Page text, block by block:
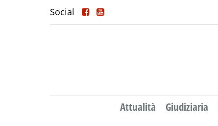
Social
Attualità Giudiziaria